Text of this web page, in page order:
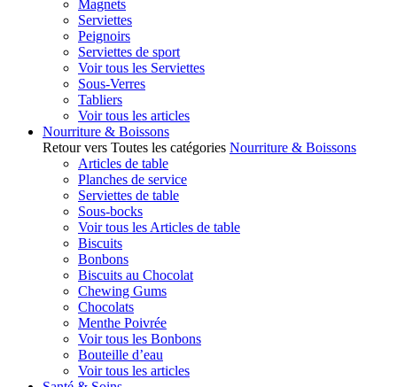
Magnets
Serviettes
Peignoirs
Serviettes de sport
Voir tous les Serviettes
Sous-Verres
Tabliers
Voir tous les articles
Nourriture & Boissons
Retour vers Toutes les catégories Nourriture & Boissons
Articles de table
Planches de service
Serviettes de table
Sous-bocks
Voir tous les Articles de table
Biscuits
Bonbons
Biscuits au Chocolat
Chewing Gums
Chocolats
Menthe Poivrée
Voir tous les Bonbons
Bouteille d’eau
Voir tous les articles